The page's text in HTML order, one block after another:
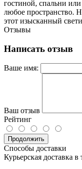
гостиной, спальни
любое пространство.
этот изысканный
Отзывы
Написать отзыв
Ваше имя:
Ваш отзыв
Рейтинг
Продолжить
Способы доставки
Курьерская доставка в